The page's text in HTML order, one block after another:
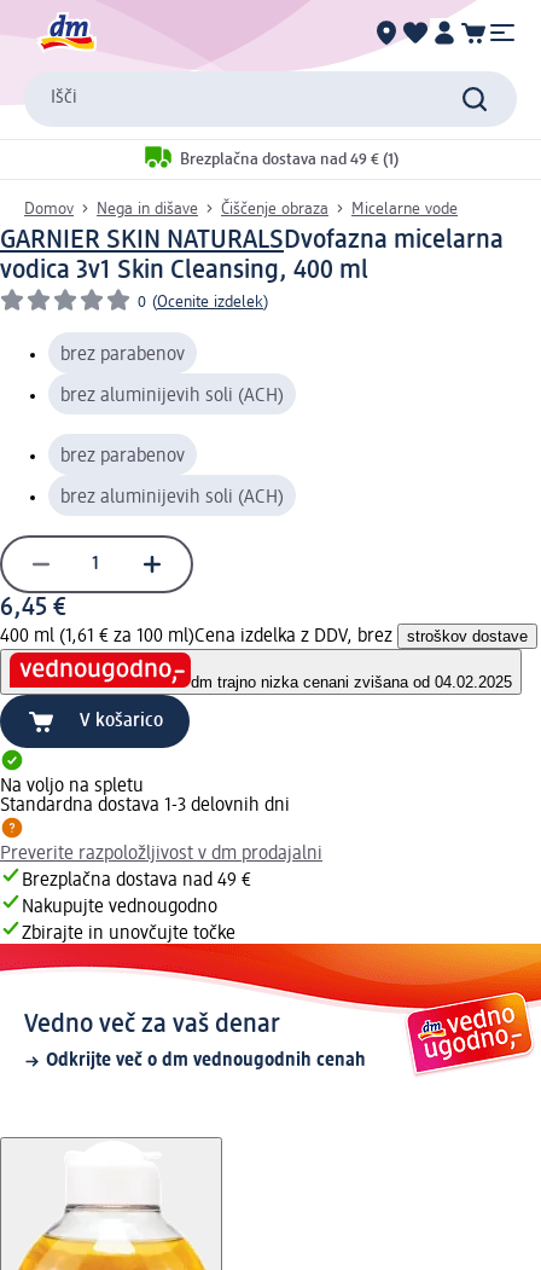
Išči
Brezplačna dostava nad 49 € (1)
Domov Nega in dišave Čiščenje obraza Micelarne vode
GARNIER SKIN NATURALSDvofazna micelarna
vodica 3v1 Skin Cleansing, 400 ml
0 (Ocenite izdelek)
brez parabenov
brez aluminijevih soli (ACH)
brez parabenov
brez aluminijevih soli (ACH)
6,45 €
400 ml (1,61 € za 100 ml)Cena izdelka z DDV, brez stroškov dostave
dm trajno nizka cenani zvišana od 04.02.2025
V košarico
Na voljo na spletu
Standardna dostava 1-3 delovnih dni
Preverite razpoložljivost v dm prodajalni
Brezplačna dostava nad 49 €
Nakupujte vednougodno
Zbirajte in unovčujte točke
Vedno več za vaš denar
Odkrijte več o dm vednougodnih cenah